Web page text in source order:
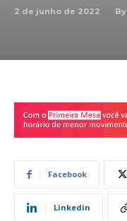
2 de junho de 2022 By
Facebook
Linkedin